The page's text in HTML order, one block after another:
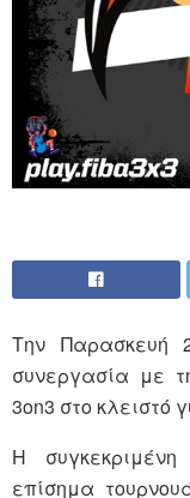
Την Παρασκευή
συνεργασία με
3on3 στο κλειστό
Η
επίσημα